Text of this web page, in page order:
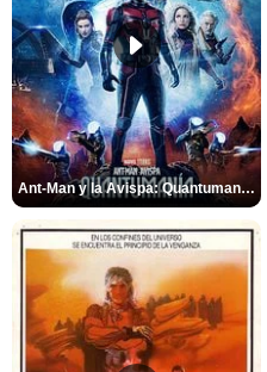
Ant-Man y la Avispa: Quantumanía Tráiler (2)